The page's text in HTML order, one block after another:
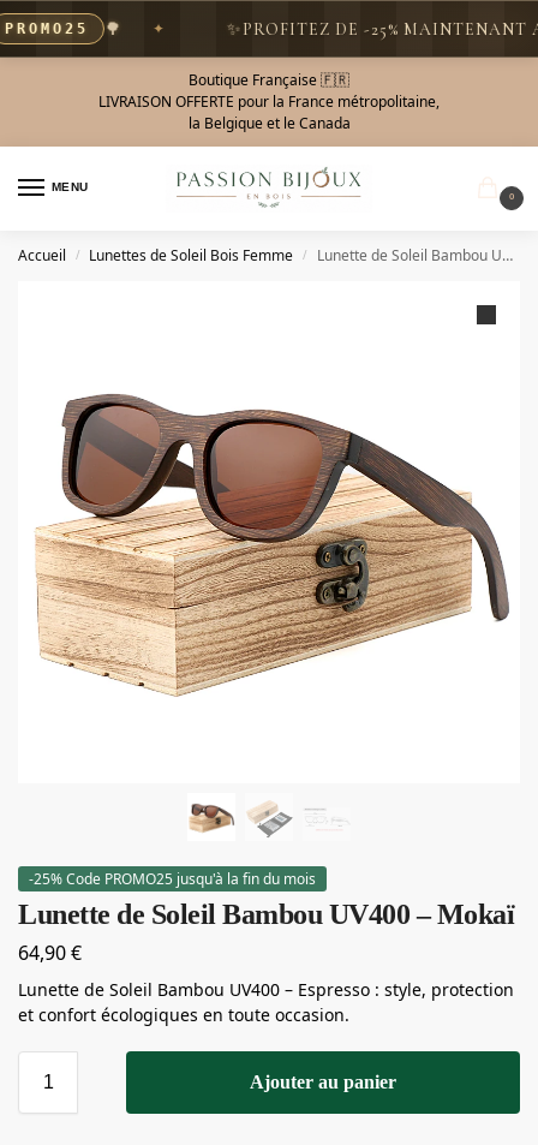
🌳 PROFITEZ DE -25% MAINTENANT
Boutique Française 🇫🇷
LIVRAISON OFFERTE pour la France métropolitaine,
la Belgique et le Canada
MENU
0
Accueil / Lunettes de Soleil Bois Femme / Lunette de Soleil Bambou UV400 – Mokaï
-25% Code PROMO25 jusqu'à la fin du mois
Lunette de Soleil Bambou UV400 – Mokaï
64,90€
Lunette de Soleil Bambou UV400 – Espresso : style, protection
et confort écologiques en toute occasion.
Ajouter au panier